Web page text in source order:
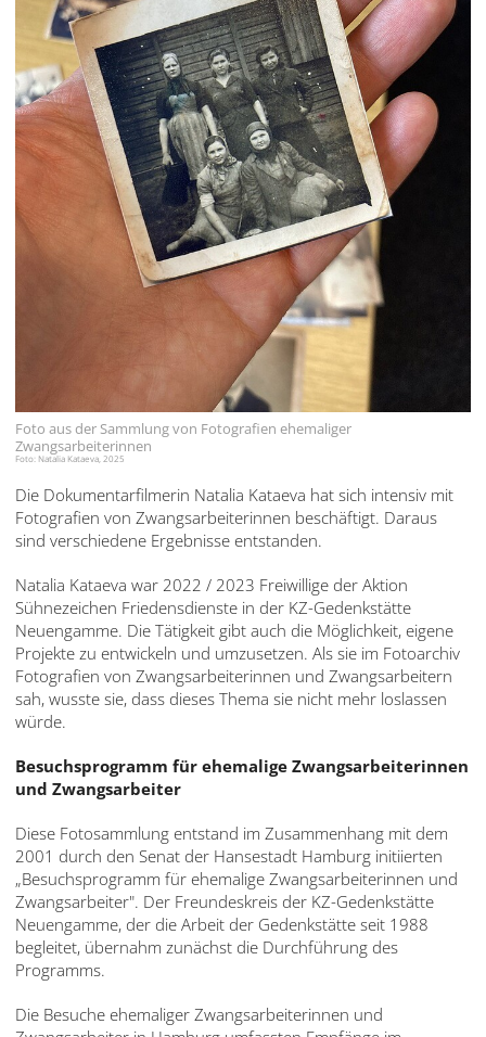
Foto aus der Sammlung von Fotografien ehemaliger
Zwangsarbeiterinnen
Foto: Natalia Kataeva, 2025
Die Dokumentarfilmerin Natalia Kataeva hat sich intensiv mit
Fotografien von Zwangsarbeiterinnen beschäftigt. Daraus
sind verschiedene Ergebnisse entstanden.
Natalia Kataeva war 2022 / 2023 Freiwillige der Aktion
Sühnezeichen Friedensdienste in der KZ-Gedenkstätte
Neuengamme. Die Tätigkeit gibt auch die Möglichkeit, eigene
Projekte zu entwickeln und umzusetzen. Als sie im Fotoarchiv
Fotografien von Zwangsarbeiterinnen und Zwangsarbeitern
sah, wusste sie, dass dieses Thema sie nicht mehr loslassen
würde.
Besuchsprogramm für ehemalige Zwangsarbeiterinnen
und Zwangsarbeiter
Diese Fotosammlung entstand im Zusammenhang mit dem
2001 durch den Senat der Hansestadt Hamburg initiierten
„Besuchsprogramm für ehemalige Zwangsarbeiterinnen und
Zwangsarbeiter". Der Freundeskreis der KZ-Gedenkstätte
Neuengamme, der die Arbeit der Gedenkstätte seit 1988
begleitet, übernahm zunächst die Durchführung des
Programms.
Die Besuche ehemaliger Zwangsarbeiterinnen und